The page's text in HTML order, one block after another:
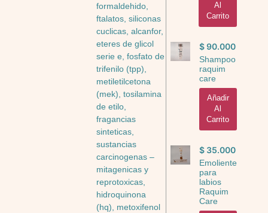
formaldehido,
ftalatos, siliconas
cuclicas, alcanfor,
eteres de glicol
serie e, fosfato de
trifenilo (tpp),
metiletilcetona
(mek), tosilamina
de etilo,
fragancias
sinteticas,
sustancias
carcinogenas –
mitagenicas y
reprotoxicas,
hidroquinona
(hq), metoxifenol
Al
Carrito
$90.000
Shampoo
raquim
care
Añadir
Al
Carrito
$35.000
Emoliente
para
labios
Raquim
Care